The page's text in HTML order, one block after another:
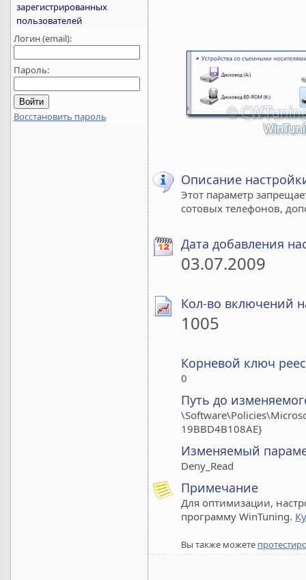
зарегистрированных
пользователей
Логин (email):
Пароль:
Восстановить пароль
Описание
Этот параметр
сотовых телефонов,
Дата добавления
03.07.2009
Кол-во включений
1005
Корневой ключ
0
Путь до
19BBD4B108AE}
Изменяемый
Deny_Read
Примечание
Для оптимизации,
программу WinTuning.
Вы также можете